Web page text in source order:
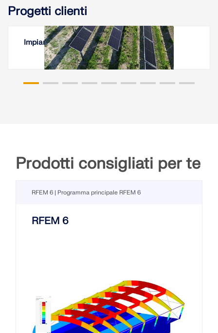
Progetti clienti
Impianto Agro-Fotovoltaico Vigneto, Italia
Prodotti consigliati per te
RFEM 6 | Programma principale RFEM 6
RFEM 6